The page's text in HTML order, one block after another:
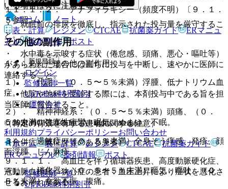
いる場合は特に注意すること。
・ 就眠前の排尿を徹底し、指示された投与量を厳守するこ
と。
・ 水中毒を示唆する症状（倦怠感、頭痛、悪心・嘔吐等）
があらわれた場合には直ちに投与を中断し、速やかに医師に
連絡すること。
・ 他院や他科を受診する際には、本剤投与中である旨を担
当医師に報告すること。
（特定の背景を有する患者に関する注意）
（合併症・既往歴等のある患者）
９．１．１． 高血圧を伴う循環器疾患、高度動脈硬化症、
冠動脈血栓症、狭心症の患者：血圧上昇により症状を悪化さ
せるおそれがある。
１１．１．２． アナフィラキシー（頻度不明）〔９．１．
５参照〕。
その他の副作用
１１．２． その他の副作用
１）． 代謝：（０．５〜５％未満）浮腫、低ナトリウム血
症。
２）． 精神神経系：（０．５〜５％未満）頭痛、（０．
５％未満）強直性痙攣、眠気、めまい、不眠。
３）． 過敏症：（０．５％未満）全身そう痒感、発疹、顔
面浮腫、じん麻疹。
４）． 消化器：（０．５〜５％未満）嘔気・嘔吐、（０．
５％未満）食欲不振、腹痛。
ホーム
ノート
表・計算
レジメン CTCAE 抗菌薬ガイド
ERマニュ
アル
薬剤情報 ポスト
新規登録
ログイン
監修医師一覧
UpToDate特別割引
運営会社
© 2021 HOKUTO Inc. All rights reserved.
利用規約プライバシーポリシーお問い合わせ
ホーム
表・計算 レジメン CTCAE
抗菌薬ガイド
ERマニュアル
薬剤情報 ポスト
監修医師一覧
UpToDate特別割引